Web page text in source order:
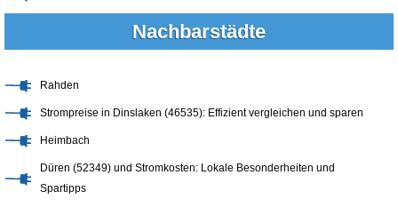
Nachbarstädte
Rahden
Strompreise in Dinslaken (46535): Effizient vergleichen und sparen
Heimbach
Düren (52349) und Stromkosten: Lokale Besonderheiten und
Spartipps